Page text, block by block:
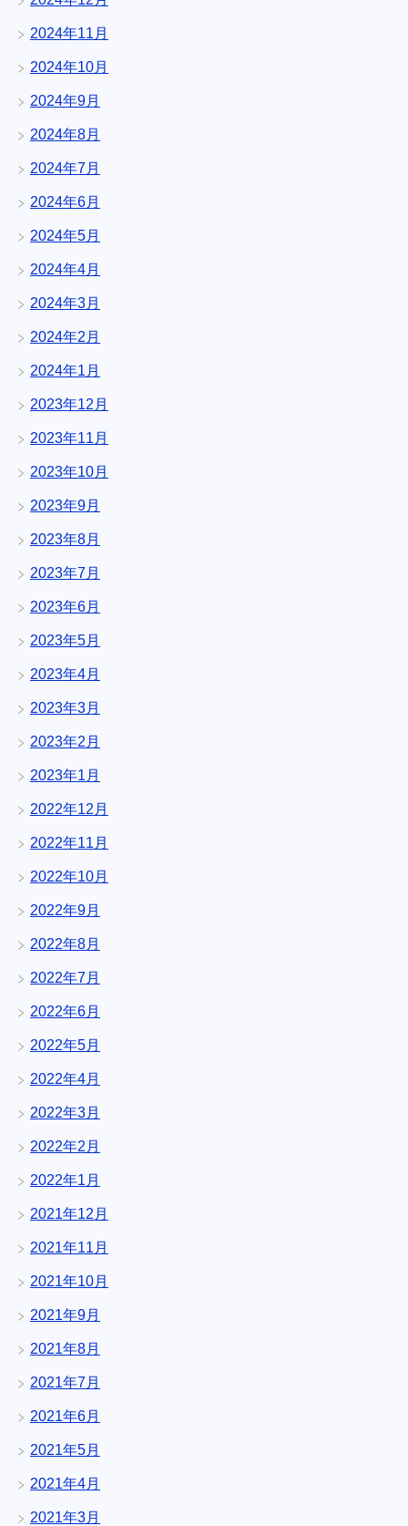
2024年11月
2024年10月
2024年9月
2024年8月
2024年7月
2024年6月
2024年5月
2024年4月
2024年3月
2024年2月
2024年1月
2023年12月
2023年11月
2023年10月
2023年9月
2023年8月
2023年7月
2023年6月
2023年5月
2023年4月
2023年3月
2023年2月
2023年1月
2022年12月
2022年11月
2022年10月
2022年9月
2022年8月
2022年7月
2022年6月
2022年5月
2022年4月
2022年3月
2022年2月
2022年1月
2021年12月
2021年11月
2021年10月
2021年9月
2021年8月
2021年7月
2021年6月
2021年5月
2021年4月
2021年3月